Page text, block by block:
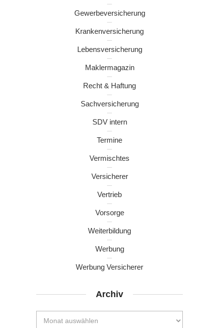
Gewerbeversicherung
Krankenversicherung
Lebensversicherung
Maklermagazin
Recht & Haftung
Sachversicherung
SDV intern
Termine
Vermischtes
Versicherer
Vertrieb
Vorsorge
Weiterbildung
Werbung
Werbung Versicherer
Archiv